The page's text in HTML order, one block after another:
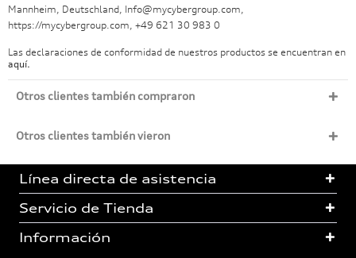
Mannheim, Deutschland, Info@mycybergroup.com,
https://mycybergroup.com, +49 621 30 983 0
Las declaraciones de conformidad de nuestros productos se encuentran en
aquí.
Otros clientes también compraron
Otros clientes también vieron
Línea directa de asistencia
Servicio de Tienda
Información